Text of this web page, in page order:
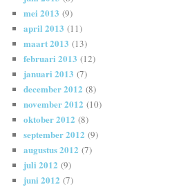
mei 2013 (9)
april 2013 (11)
maart 2013 (13)
februari 2013 (12)
januari 2013 (7)
december 2012 (8)
november 2012 (10)
oktober 2012 (8)
september 2012 (9)
augustus 2012 (7)
juli 2012 (9)
juni 2012 (7)